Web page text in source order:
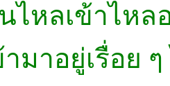
ไหลเข้าไห
มาอยู่เรื่อย